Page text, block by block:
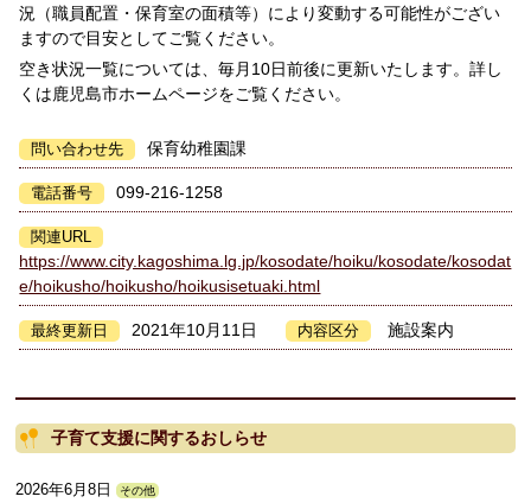
況（職員配置・保育室の面積等）により変動する可能性がござい
ますので目安としてご覧ください。
空き状況一覧については、毎月10日前後に更新いたします。詳し
くは鹿児島市ホームページをご覧ください。
問い合わせ先 保育幼稚園課
電話番号 099-216-1258
関連URL
https://www.city.kagoshima.lg.jp/kosodate/hoiku/kosodate/kosodat
e/hoikusho/hoikusho/hoikusisetuaki.html
最終更新日 2021年10月11日 内容区分 施設案内
子育て支援に関するおしらせ
2026年6月8日 その他